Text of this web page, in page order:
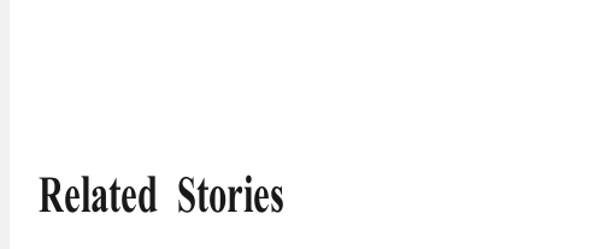
Related Stories